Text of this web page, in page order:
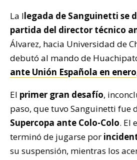
La llegada de Sanguinetti se
partida del director técnico
Álvarez, hacia Universidad de
debutó al mando de
ante Unión Española en enero
El primer gran desafío,
paso, que tuvo Sanguinetti fue
Supercopa ante Colo-Colo. El
terminó de jugarse por
su suspensión, mientras los